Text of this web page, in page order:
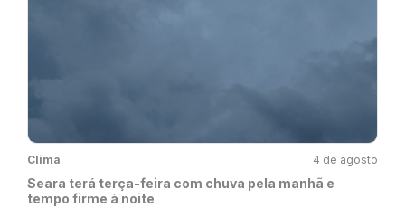
Clima 4 de agosto
Seara terá terça-feira com chuva pela manhã e
tempo firme à noite